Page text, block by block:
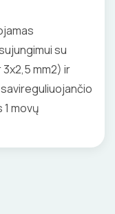
su
mm2) ir
movų